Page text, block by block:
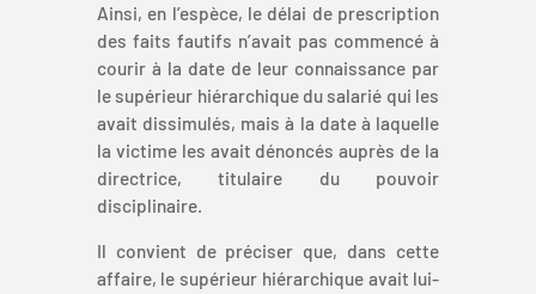
Ainsi, en l’espèce, le délai de prescription
des faits fautifs n’avait pas commencé à
courir à la date de leur connaissance par
le supérieur hiérarchique du salarié qui les
avait dissimulés, mais à la date à laquelle
la victime les avait dénoncés auprès de la
directrice, titulaire du pouvoir
disciplinaire.
Il convient de préciser que, dans cette
affaire, le supérieur hiérarchique avait lui-